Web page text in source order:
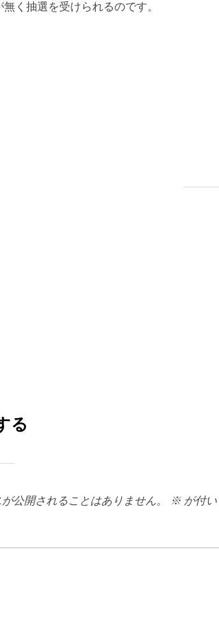
く抽選を受けられるのです。
る
公開されることはありません。 ※ が付